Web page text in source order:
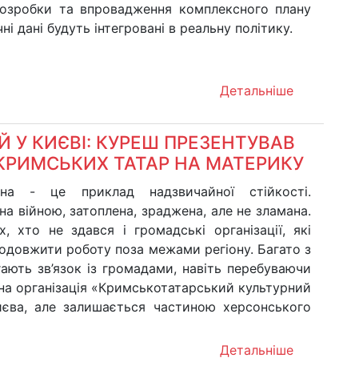
та впровадження комплексного плану
дані будуть інтегровані в реальну політику.
Детальніше
КИЄВІ: КУРЕШ ПРЕЗЕНТУВАВ
ТАТАР НА МАТЕРИКУ
- це приклад надзвичайної стійкості.
війною, затоплена, зраджена, але не зламана.
хто не здався і громадські організації, які
роботу поза межами регіону. Багато з
зв’язок із громадами, навіть перебуваючи
організація «Кримськотатарський культурний
але залишається частиною херсонського
Детальніше